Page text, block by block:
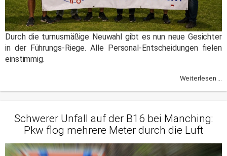
Durch die turnusmäßige Neuwahl gibt es nun neue Gesichter
in der Führungs-Riege. Alle Personal-Entscheidungen fielen
einstimmig.
Weiterlesen ...
Schwerer Unfall auf der B16 bei Manching:
Pkw flog mehrere Meter durch die Luft